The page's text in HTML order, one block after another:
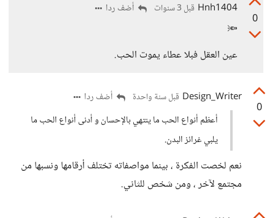
0
Hnh1404 قبل 3 سنوات أضف ردا
🔦
عين العقل فبلا عطاء يموت الحب.
0
Design_Writer قبل سنة واحدة
أضف ردا
أعظم أنواع الحب ما ينتهي بالإحسان و أدنى أنواع الحب ما
يلبي غرائز البدن.
نعم لخصت الفكرة ، بينما مواصفاته تختلف أرقامها ونسبها من
مجتمع لآخر ، ومن شخص للثاني.